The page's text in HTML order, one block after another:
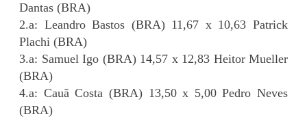
Dantas (BRA)
2.a: Leandro Bastos (BRA) 11,67 x 10,63 Patrick
Plachi (BRA)
3.a: Samuel Igo (BRA) 14,57 x 12,83 Heitor Mueller
(BRA)
4.a: Cauã Costa (BRA) 13,50 x 5,00 Pedro Neves
(BRA)